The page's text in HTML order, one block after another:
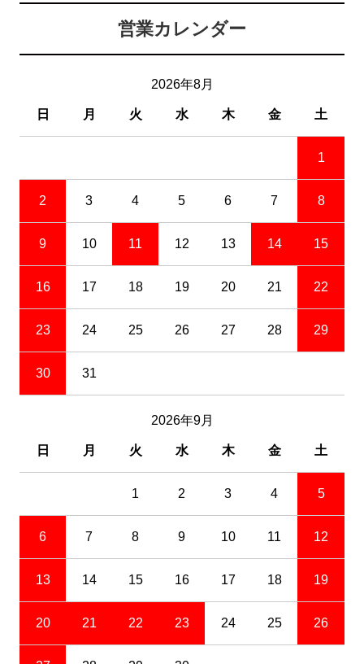
営業カレンダー
2026年8月
日 月 火 水 木 金 土
1
2 3 4 5 6 7 8
9 10 11 12 13 14 15
16 17 18 19 20 21 22
23 24 25 26 27 28 29
30 31
2026年9月
日 月 火 水 木 金 土
1 2 3 4 5
6 7 8 9 10 11 12
13 14 15 16 17 18 19
20 21 22 23 24 25 26